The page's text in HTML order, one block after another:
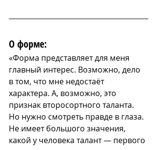
О форме:
«Форма представляет для меня
главный интерес. Возможно, дело
в том, что мне недостаёт
характера. А, возможно, это
признак второсортного таланта.
Но нужно смотреть правде в глаза.
Не имеет большого значения,
какой у человека талант — первого